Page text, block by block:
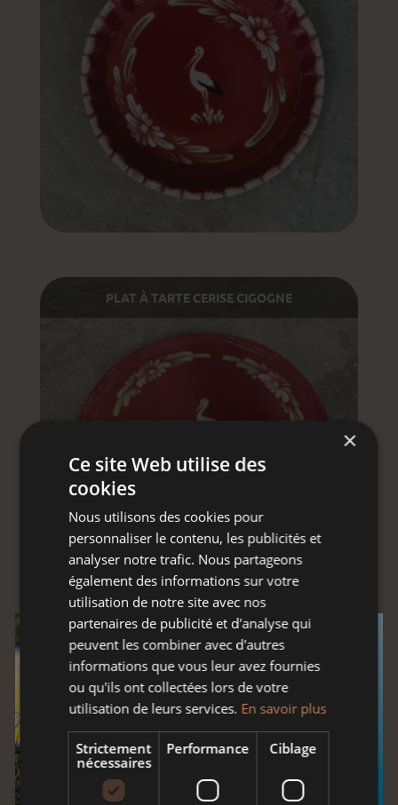
PLAT À TARTE CERISE CIGOGNE
SALADIER CARRÉ CERISE CŒUR FRISE
×
Ce site Web utilise des
cookies
Nous utilisons des cookies pour
personnaliser le contenu, les publicités et
analyser notre trafic. Nous partageons
également des informations sur votre
utilisation de notre site avec nos
partenaires de publicité et d'analyse qui
peuvent les combiner avec d'autres
informations que vous leur avez fournies
ou qu'ils ont collectées lors de votre
utilisation de leurs services. En savoir plus
Strictement
nécessaires
Performance Ciblage